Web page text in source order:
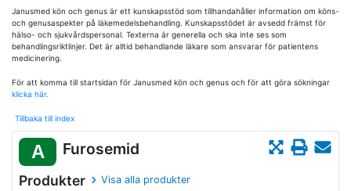
Janusmed kön och genus är ett kunskapsstöd som tillhandahåller information om köns-
och genusaspekter på läkemedelsbehandling. Kunskapsstödet är avsedd främst för
hälso- och sjukvårdspersonal. Texterna är generella och ska inte ses som
behandlingsriktlinjer. Det är alltid behandlande läkare som ansvarar för patientens
medicinering.
För att komma till startsidan för Janusmed kön och genus och för att göra sökningar
klicka här.
Tillbaka till index
A Furosemid
Produkter Visa alla produkter